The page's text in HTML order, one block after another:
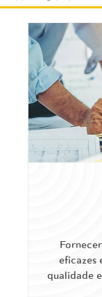
eficazes
qualidade